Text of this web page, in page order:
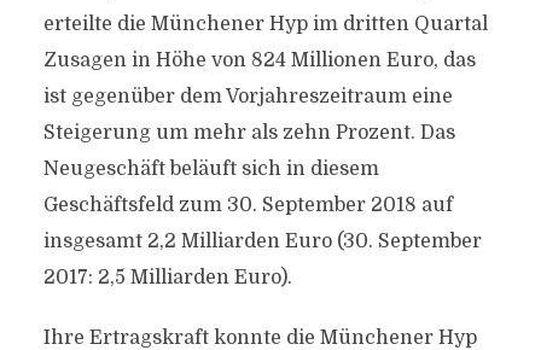
erteilte die Münchener Hyp im dritten Quartal
Zusagen in Höhe von 824 Millionen Euro, das
ist gegenüber dem Vorjahreszeitraum eine
Steigerung um mehr als zehn Prozent. Das
Neugeschäft beläuft sich in diesem
Geschäftsfeld zum 30. September 2018 auf
insgesamt 2,2 Milliarden Euro (30. September
2017: 2,5 Milliarden Euro).
Ihre Ertragskraft konnte die Münchener Hyp